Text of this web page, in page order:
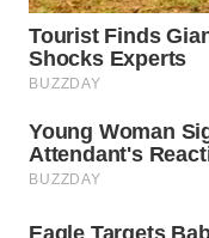
DAIRI
WN
TOBA
WN